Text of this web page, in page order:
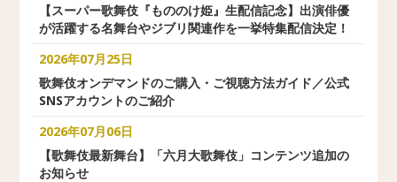
【スーパー歌舞伎『もののけ姫』生配信記念】出演俳優
が活躍する名舞台やジブリ関連作を一挙特集配信決定！
2026年07月25日
歌舞伎オンデマンドのご購入・ご視聴方法ガイド／公式
SNSアカウントのご紹介
2026年07月06日
【歌舞伎最新舞台】「六月大歌舞伎」コンテンツ追加の
お知らせ